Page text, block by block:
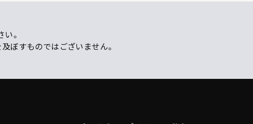
。
ぼすものではございません。